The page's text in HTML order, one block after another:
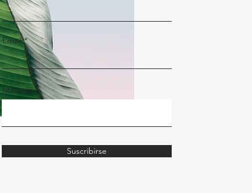
Email
Mensaje
Suscribirse